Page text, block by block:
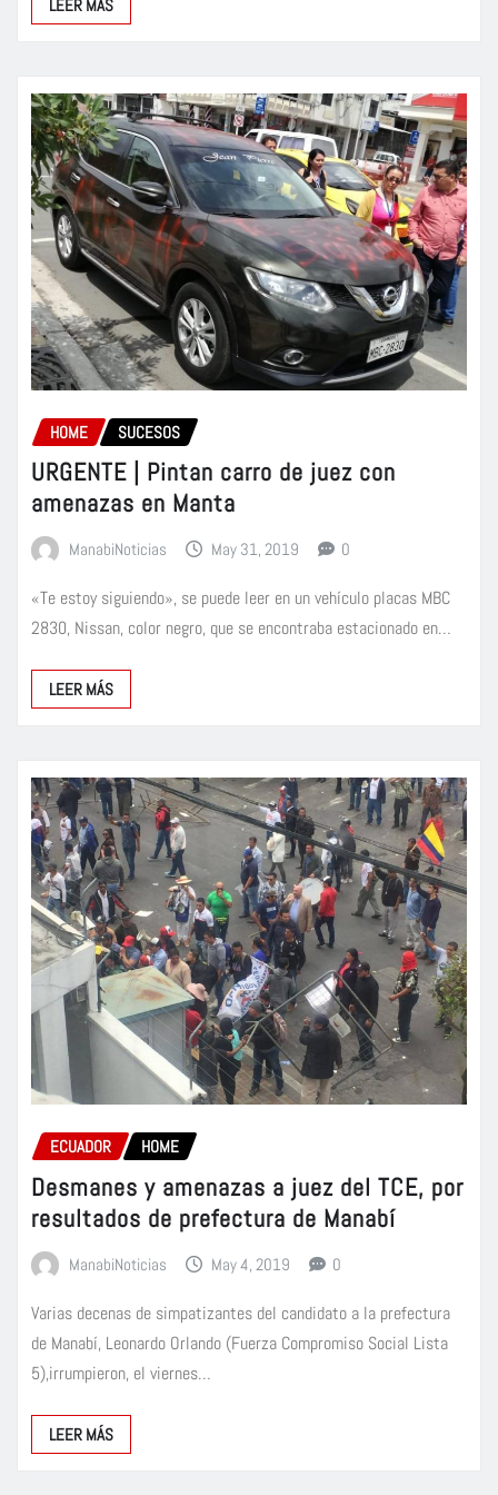
LEER MÁS
HOME SUCESOS
URGENTE | Pintan carro de juez con
amenazas en Manta
ManabiNoticias May 31, 2019 0
«Te estoy siguiendo», se puede leer en un vehículo placas MBC
2830, Nissan, color negro, que se encontraba estacionado en…
LEER MÁS
ECUADOR HOME
Desmanes y amenazas a juez del TCE, por
resultados de prefectura de Manabí
ManabiNoticias May 4, 2019 0
Varias decenas de simpatizantes del candidato a la prefectura
de Manabí, Leonardo Orlando (Fuerza Compromiso Social Lista
5),irrumpieron, el viernes…
LEER MÁS